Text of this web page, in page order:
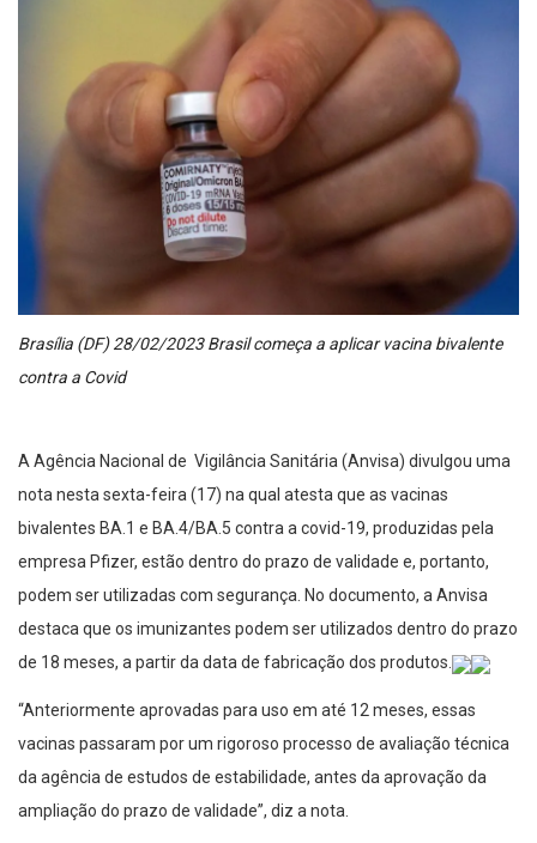
Brasília (DF) 28/02/2023 Brasil começa a aplicar vacina bivalente
contra a Covid
A Agência Nacional de Vigilância Sanitária (Anvisa) divulgou uma
nota nesta sexta-feira (17) na qual atesta que as vacinas
bivalentes BA.1 e BA.4/BA.5 contra a covid-19, produzidas pela
empresa Pfizer, estão dentro do prazo de validade e, portanto,
podem ser utilizadas com segurança. No documento, a Anvisa
destaca que os imunizantes podem ser utilizados dentro do prazo
de 18 meses, a partir da data de fabricação dos produtos.
“Anteriormente aprovadas para uso em até 12 meses, essas
vacinas passaram por um rigoroso processo de avaliação técnica
da agência de estudos de estabilidade, antes da aprovação da
ampliação do prazo de validade”, diz a nota.